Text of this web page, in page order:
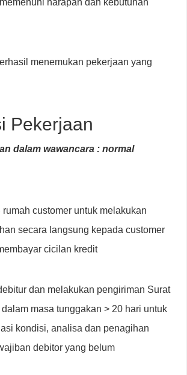
harapan dan kebutuhan
menemukan pekerjaan yang
Pekerjaan
dalam wawancara : normal
customer untuk melakukan
secara langsung kepada customer
cicilan kredit
dan melakukan pengiriman Surat
masa tunggakan > 20 hari untuk
kondisi, analisa dan penagihan
debitor yang belum